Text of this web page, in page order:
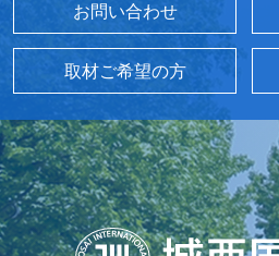
お問い合わせ
取材ご希望の方